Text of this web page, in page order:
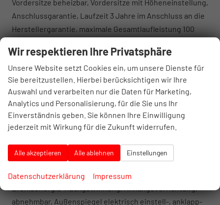
Vordersitze beheizbar, Vordersitze mit Höheneinstellung,
Anschlussgarantie, Laufzeit 3 Jahre im Anschluss an die
Herstellergarantie, maximale Gesamtlaufleistung 100
Berganfahrassistent, Digital Cockpit Pro, Dynamischer
Fernlichtassistent Dynamic Light Assist, Einparkhilfe -
Warnsignale bei Hindernissen im Front- und
Heckbereich, Fahrassistent Travel Assist und
Spurhalteassistent Lane Assist, Müdigkeitserkennung,
Notbremsassistent Front Assist, Regensensor,
Schlüsselloses Schließ- und Startsystem Keyless
Access, Spurwechselassistent Side Assist,
Verkehrszeichenerkennung, Start-Stopp-System mit
abnehmbar, Außenspiegel elektrisch einstell-, anklapp-
Wir respektieren Ihre Privatsphäre
Unsere Website setzt Cookies ein, um unsere Dienste für
Sie bereitzustellen. Hierbei berücksichtigen wir Ihre
Auswahl und verarbeiten nur die Daten für Marketing,
Analytics und Personalisierung, für die Sie uns Ihr
Einverständnis geben. Sie können Ihre Einwilligung
jederzeit mit Wirkung für die Zukunft widerrufen.
Alle akzeptieren Alle ablehnen Einstellungen
Datenschutzerklärung Impressum